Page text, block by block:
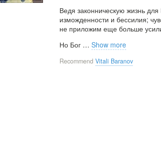
Ведя законническую жизнь
изможденности и бессилия;
не приложим еще больше
Но Бог … Show more
Recommend Vitali Baranov